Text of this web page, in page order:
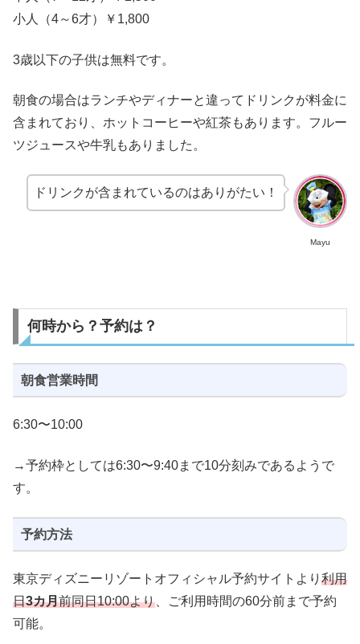
小人（4～6才）￥1,800
3歳以下の子供は無料です。
朝食の場合はランチやディナーと違ってドリンクが料金に
含まれており、ホットコーヒーや紅茶もあります。フルー
ツジュースや牛乳もありました。
Mayu
ドリンクが含まれているのはありがたい！
何時から？予約は？
朝食営業時間
6:30〜10:00
→予約枠としては6:30〜9:40まで10分刻みであるようで
す。
予約方法
東京ディズニーリゾートオフィシャル予約サイトより 利用
日3カ月前同日10:00より 、ご利用時間の60分前まで予約
可能。